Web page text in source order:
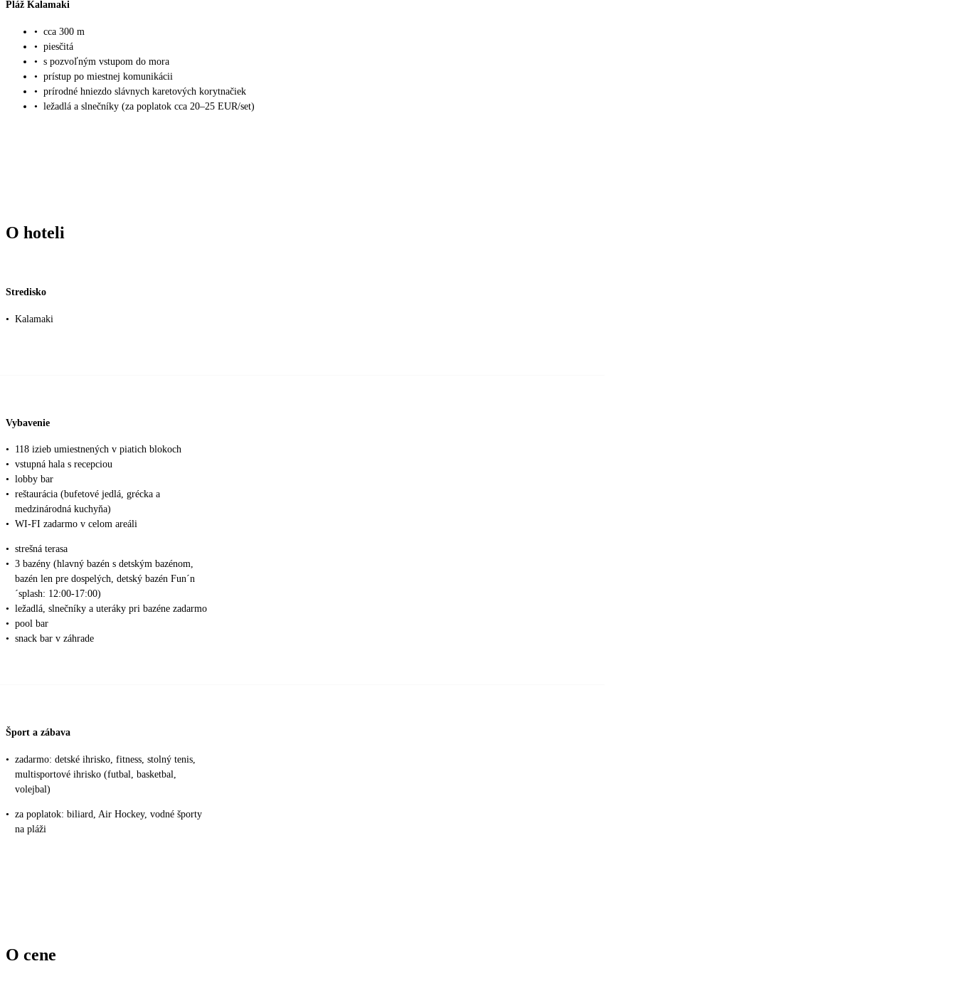
Pláž Kalamaki
• cca 300 m
• piesčitá
• s pozvoľným vstupom do mora
• prístup po miestnej komunikácii
• prírodné hniezdo slávnych karetových korytnačiek
• ležadlá a slnečníky (za poplatok cca 20–25 EUR/set)
O hoteli
Stredisko
• Kalamaki
Vybavenie
•
118 izieb umiestnených v piatich blokoch
• vstupná hala s recepciou
• lobby bar
• reštaurácia (bufetové jedlá, grécka a
medzinárodná kuchyňa)
• WI-FI zadarmo v celom areáli
• strešná terasa
• 3 bazény (hlavný bazén s detským bazénom,
bazén len pre dospelých, detský bazén Fun´n
´splash: 12:00-17:00)
• ležadlá, slnečníky a uteráky pri bazéne zadarmo
• pool bar
• snack bar v záhrade
Šport a zábava
• zadarmo: detské ihrisko, fitness, stolný tenis,
multisportové ihrisko (futbal, basketbal,
volejbal)
• za poplatok: biliard, Air Hockey, vodné športy
na pláži
O cene